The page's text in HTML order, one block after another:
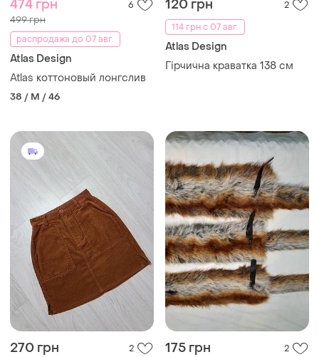
474 грн 6
499 грн
распродажа до 07 авг.
Atlas Design
Atlas коттоновый лонгслив
38 / M / 46
120 грн
2
114 грн с 07 авг.
Atlas Design
Гірчична краватка 138 см
270 грн 2 175 грн 2